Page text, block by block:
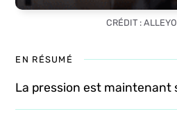
CRÉDIT :
EN RÉSUMÉ
La pression est maintenant